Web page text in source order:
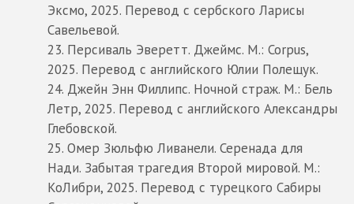
Эксмо, 2025. Перевод с сербского Ларисы
Савельевой.
23. Персиваль Эверетт. Джеймс. М.: Corpus,
2025. Перевод с английского Юлии Полещук.
24. Джейн Энн Филлипс. Ночной страж. М.: Бель
Летр, 2025. Перевод с английского Александры
Глебовской.
25. Омер Зюльфю Ливанели. Серенада для
Нади. Забытая трагедия Второй мировой. М.:
КоЛибри, 2025. Перевод с турецкого Сабиры